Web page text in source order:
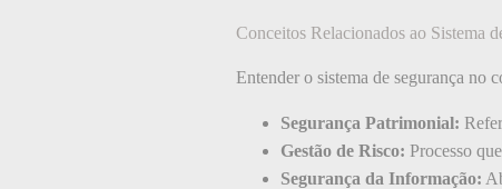
Conceitos Relacionados ao Sistema
Entender o sistema de segurança no
Segurança Patrimonial:
Gestão de Risco: Processo
Segurança da Informação: